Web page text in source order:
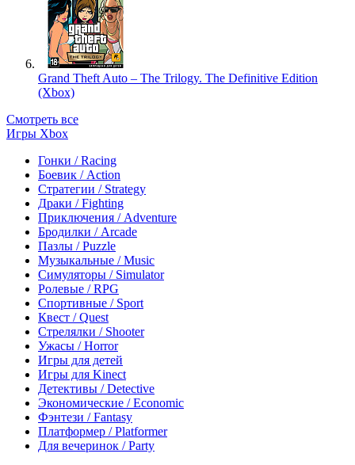
Grand Theft Auto – The Trilogy. The Definitive Edition
(Xbox)
Смотреть все
Игры Xbox
Гонки / Racing
Боевик / Action
Стратегии / Strategy
Драки / Fighting
Приключения / Adventure
Бродилки / Arcade
Пазлы / Puzzle
Музыкальные / Music
Симуляторы / Simulator
Ролевые / RPG
Спортивные / Sport
Квест / Quest
Стрелялки / Shooter
Ужасы / Horror
Игры для детей
Игры для Kinect
Детективы / Detective
Экономические / Economic
Фэнтези / Fantasy
Платформер / Platformer
Для вечеринок / Party